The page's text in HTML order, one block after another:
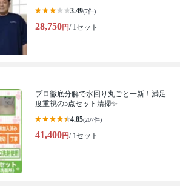
3.49(7件)
28,750円/ 1セット
プロ徹底分解で水回り丸ごと一新！満足
度重視の5点セット清掃✨
4.85(207件)
41,400円/ 1セット